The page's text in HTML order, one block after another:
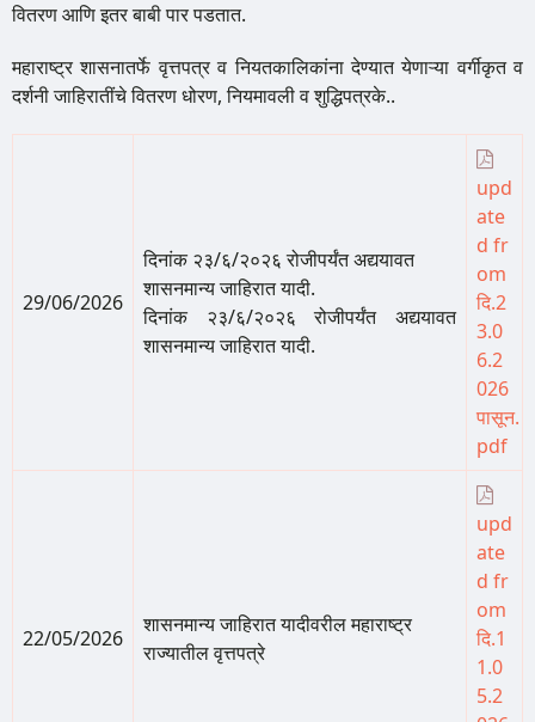
वितरण आणि इतर बाबी पार पडतात.
महाराष्ट्र शासनातर्फे वृत्तपत्र व नियतकालिकांना देण्यात येणाऱ्या वर्गीकृत व
दर्शनी जाहिरातींचे वितरण धोरण, नियमावली व शुद्धिपत्रके..
29/06/2026
दिनांक २३/६/२०२६ रोजीपर्यंत अद्ययावत
शासनमान्य जाहिरात यादी.
दिनांक २३/६/२०२६ रोजीपर्यंत अद्ययावत
शासनमान्य जाहिरात यादी.
upd
ate
d fr
om
दि.2
3.0
6.2
026
पासून.
pdf
22/05/2026
शासनमान्य जाहिरात यादीवरील महाराष्ट्र
राज्यातील वृत्तपत्रे
upd
ate
d fr
om
दि.1
1.0
5.2